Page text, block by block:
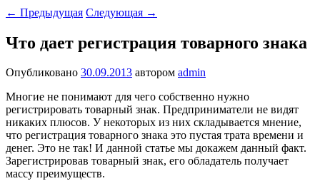
← Предыдущая Следующая →
Что дает регистрация товарного знака
Опубликовано 30.09.2013 автором admin
Многие не понимают для чего собственно нужно
регистрировать товарный знак. Предприниматели не видят
никаких плюсов. У некоторых из них складывается мнение,
что регистрация товарного знака это пустая трата времени и
денег. Это не так! И данной статье мы докажем данный факт.
Зарегистрировав товарный знак, его обладатель получает
массу преимуществ.